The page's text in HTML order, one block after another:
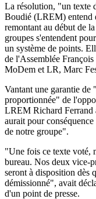
La résolution, "un texte
Boudié (LREM) entend
remontant au début de
groupes s'entendent
un système de points.
de l'Assemblée
MoDem et LR, Marc
Vantant une garantie de
proportionnée" de
LREM Richard Ferrand
aurait pour
de notre groupe".
"Une fois ce texte voté,
bureau. Nos deux vice-
seront à disposition dès
démissionné", avait
d'un point de presse.